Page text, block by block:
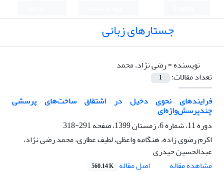
جستارهای زبانی
نویسنده =رضی نژاد، محمد
تعداد مقالات:
1
فرایند‌های نحوی دخیل در اشتقاق ساخت‌های پرسشی
چندپرسش‌واژه‌ای
دوره 11، شماره 6، زمستان 1399، صفحه
291-318
اکرم رضوی زاده، هنگامه واعظی، لطیف عطاری، محمد رضی نژاد،
عبدالحسین حیدری
مشاهده مقاله
اصل مقاله 560.14 K